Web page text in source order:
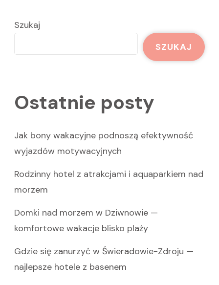
Szukaj
SZUKAJ
Ostatnie posty
Jak bony wakacyjne podnoszą efektywność
wyjazdów motywacyjnych
Rodzinny hotel z atrakcjami i aquaparkiem nad
morzem
Domki nad morzem w Dziwnowie —
komfortowe wakacje blisko plaży
Gdzie się zanurzyć w Świeradowie-Zdroju —
najlepsze hotele z basenem